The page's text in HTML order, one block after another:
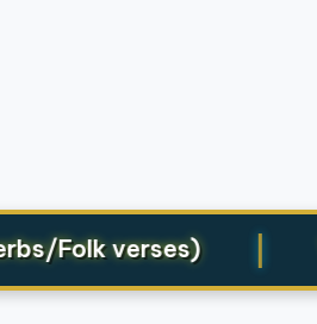
Folk verses)